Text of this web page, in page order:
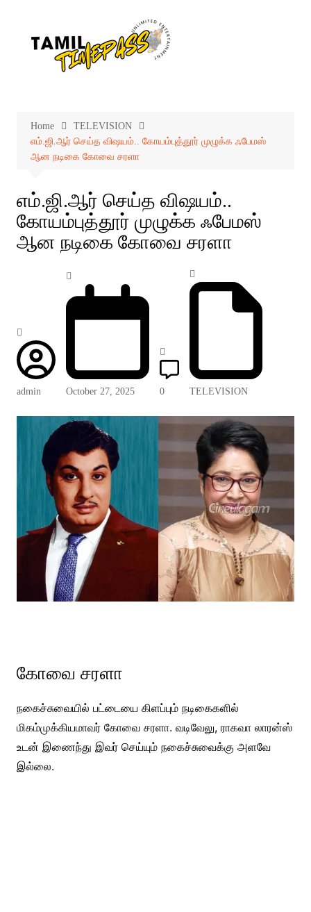
Home
TELEVISION
எம்.ஜி.ஆர் செய்த விஷயம்.. கோயம்புத்தூர் முழுக்க ஃபேமஸ்
ஆன நடிகை கோவை சரளா
எம்.ஜி.ஆர் செய்த விஷயம்..
கோயம்புத்தூர் முழுக்க ஃபேமஸ்
ஆன நடிகை கோவை சரளா
admin October 27, 2025 0 TELEVISION
கோவை சரளா
நகைச்சுவையில் பட்டையை கிளப்பும் நடிகைகளில்
மிகம்முக்கியமாவர் கோவை சரளா. வடிவேலு, ராகவா லாரன்ஸ்
உடன் இணைந்து இவர் செய்யும் நகைச்சுவைக்கு அளவே
இல்லை.